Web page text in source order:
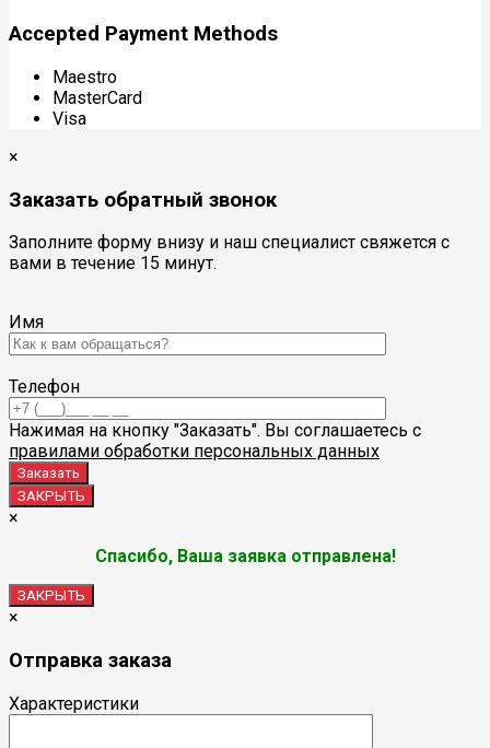
Accepted Payment Methods
Maestro
MasterCard
Visa
×
Заказать обратный звонок
Заполните форму внизу и наш специалист свяжется с
вами в течение 15 минут.
Имя
Телефон
Нажимая на кнопку "Заказать". Вы соглашаетесь с
правилами обработки персональных данных
ЗАКРЫТЬ
×
Спасибо, Ваша заявка отправлена!
ЗАКРЫТЬ
×
Отправка заказа
Характеристики